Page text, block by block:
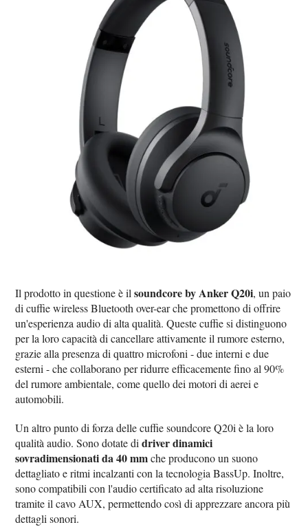
Il prodotto in questione è ilsoundcore by Anker Q20i, un paio
di cuffie wireless Bluetooth over-ear che promettono di offrire
un'esperienza audio di alta qualità. Queste cuffie si distinguono
per la loro capacità di cancellare attivamente il rumore esterno,
grazie alla presenza di quattro microfoni - due interni e due
esterni - che collaborano per ridurre efficacemente fino al 90%
del rumore ambientale, come quello dei motori di aerei e
automobili.
Un altro punto di forza delle cuffie soundcore Q20i è la loro
qualità audio. Sono dotate didriver dinamici
sovradimensionati da 40 mmche producono un suono
dettagliato e ritmi incalzanti con la tecnologia BassUp. Inoltre,
sono compatibili con l'audio certificato ad alta risoluzione
tramite il cavo AUX, permettendo così di apprezzare ancora più
dettagli sonori.